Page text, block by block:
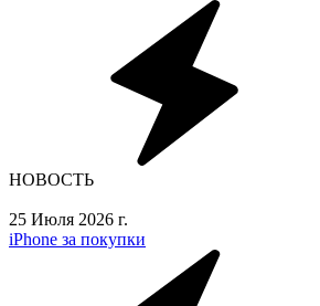
НОВОСТЬ
25 Июля 2026 г.
iPhone за покупки